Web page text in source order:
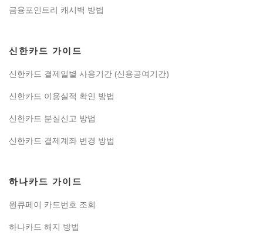
금융포인트리 캐시백 방법
신한카드 가이드
신한카드 결제일별 사용기간 (신용공여기간)
신한카드 이용실적 확인 방법
신한카드 분실신고 방법
신한카드 결제계좌 변경 방법
하나카드 가이드
원큐페이 카드번호 조회
하나카드 해지 방법